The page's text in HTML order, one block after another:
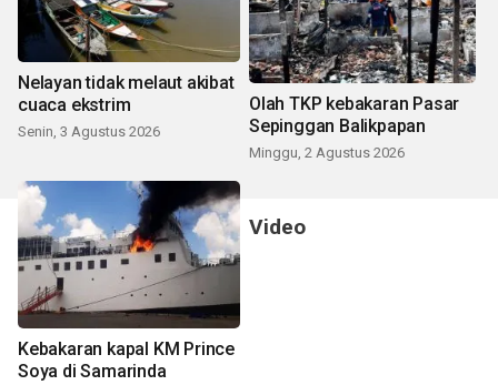
Nelayan tidak melaut akibat
cuaca ekstrim
Senin, 3 Agustus 2026
Olah TKP kebakaran Pasar
Sepinggan Balikpapan
Minggu, 2 Agustus 2026
Kebakaran kapal KM Prince
Soya di Samarinda
Video